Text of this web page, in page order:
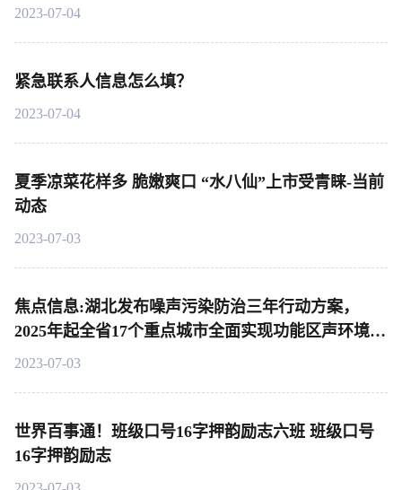
2023-07-04
紧急联系人信息怎么填？
2023-07-04
夏季凉菜花样多 脆嫩爽口 “水八仙”上市受青睐-当前
动态
2023-07-03
焦点信息:湖北发布噪声污染防治三年行动方案，
2025年起全省17个重点城市全面实现功能区声环境质
量自动监测
2023-07-03
世界百事通！班级口号16字押韵励志六班 班级口号
16字押韵励志